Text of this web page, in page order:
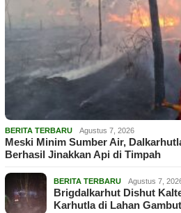
BERITA TERBARU Agustus 7, 2026
Meski Minim Sumber Air,
Berhasil Jinakkan Api di Timpah
BERITA TERBARU Agustus 7,
Brigdalkarhut Dishut
Karhutla di Lahan